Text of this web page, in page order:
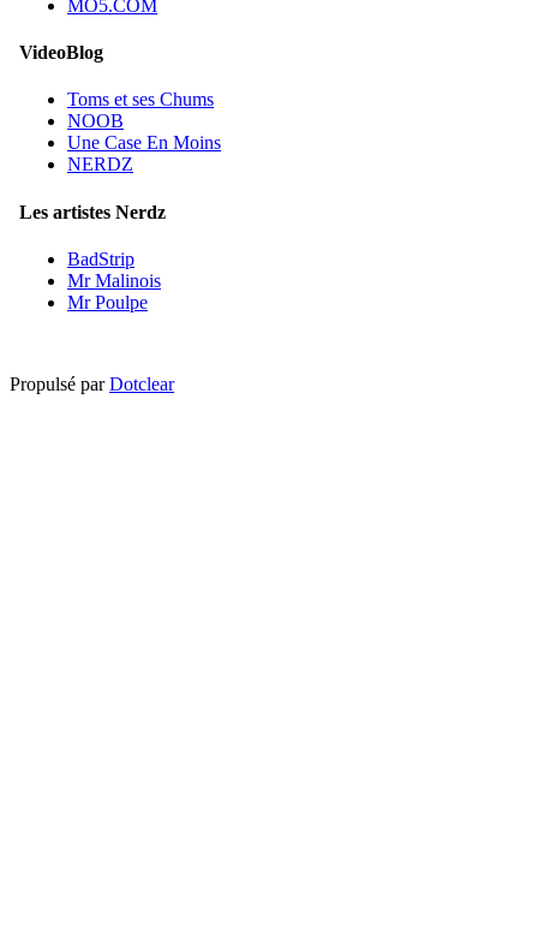
MO5.COM
VideoBlog
Toms et ses Chums
NOOB
Une Case En Moins
NERDZ
Les artistes Nerdz
BadStrip
Mr Malinois
Mr Poulpe
Propulsé parDotclear